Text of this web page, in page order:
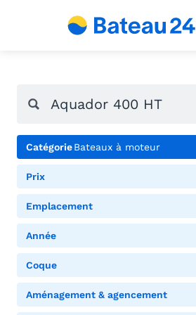
CatégorieBateaux à moteur
Prix
Emplacement
Année
Coque
Aménagement & agencement